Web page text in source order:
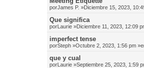
porJames P. »Diciembre 15, 2023,
Que significa
porLaurie »Diciembre 11, 2023, 12:09
imperfect tense
porSteph »Octubre 2, 2023, 1:56 pm
que y cual
porLaurie »Septiembre 25, 2023, 1:59